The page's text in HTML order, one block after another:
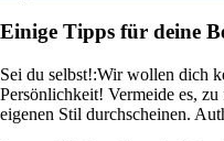
Einige Tipps für deine
Sei du selbst!:Wir wollen dich
Persönlichkeit! Vermeide es,
eigenen Stil durchscheinen.